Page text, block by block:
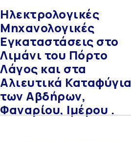
Ηλεκτρολογικές
Μηχανολογικές
Εγκαταστάσεις στο
Λιμάνι του Πόρτο
Λάγος και στα
Αλιευτικά Καταφύγια
των Αβδήρων,
Φαναρίου, Ιμέρου .